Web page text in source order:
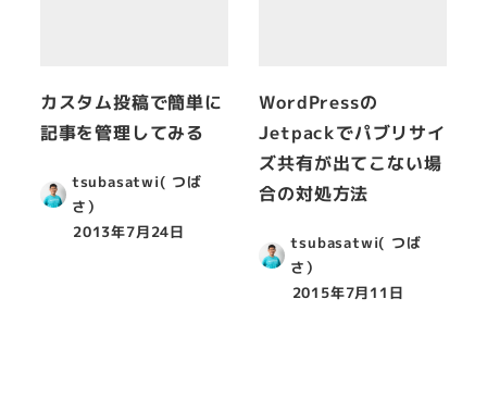
カスタム投稿で簡単に
記事を管理してみる
tsubasatwi( つば
さ）
2013年7月24日
WordPressの
Jetpackでパブリサイ
ズ共有が出てこない場
合の対処方法
tsubasatwi( つば
さ）
2015年7月11日